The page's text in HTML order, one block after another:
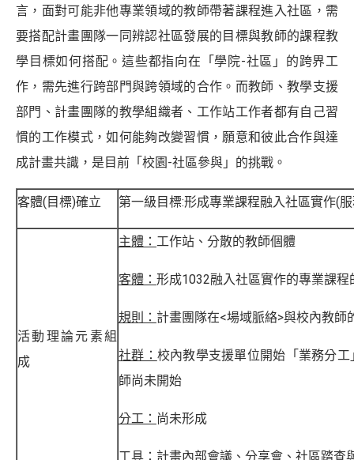
言，面對可能非他專業領域的教師帶著課程進入社區，需
要搭配計畫團隊一同辨認社區發展的目標與教師的課程教
學目標如何搭配。這些都指向在「學院-社區」的跨界工
作，需先進行跨部門與跨領域的合作。而教師、教學支援
部門、計畫團隊的教學組織者、工作站工作者都有自己習
慣的工作模式，如何能夠改變習慣，願意和彼此合作與達
成計畫共識，是目前「校園-社區參與」的挑戰。
客體(目標)確立 第一級目標:形成專業課程融入社區實作(
活動理論元素組
成
主體： 工作站、分散的教師個體
客體： 形成1032融入社區實作的專業課程
規則： 計畫團隊在<場域脈絡>與校內教師
社群： 校內教學支援單位開始「業務分
師尚未開始
分工： 尚未形成
工具： 計畫內部會議、分享會、社區踏查